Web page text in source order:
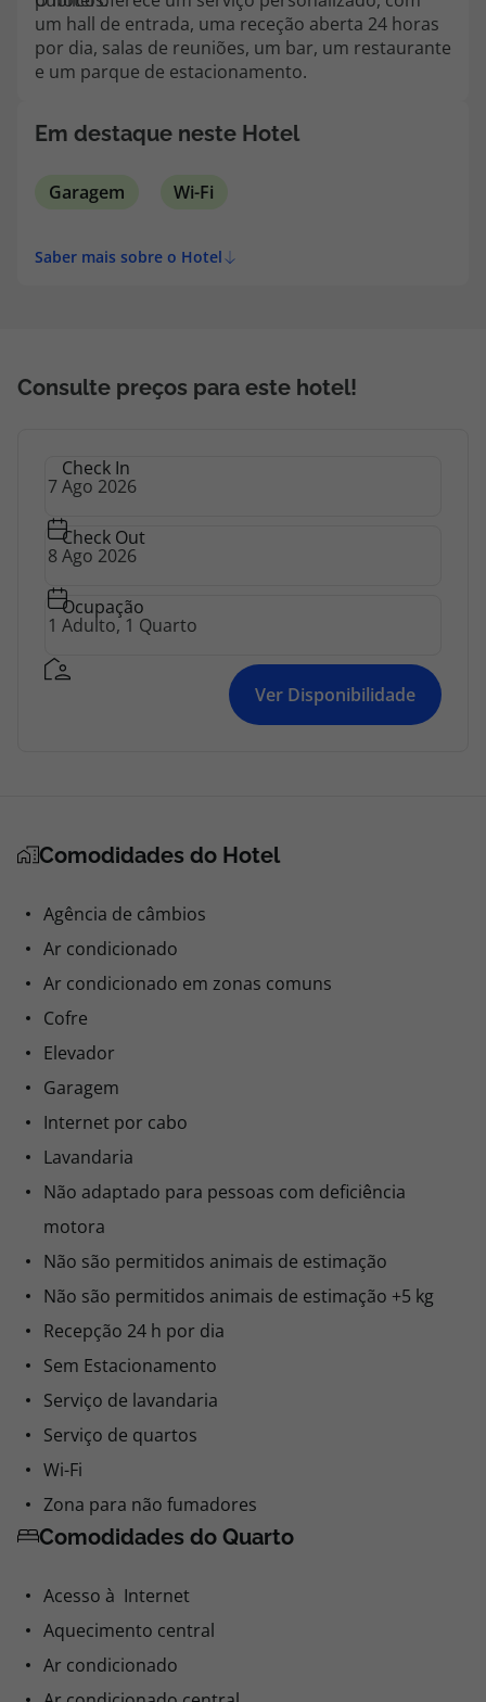
um hall de entrada, uma receção aberta 24 horas
por dia, salas de reuniões, um bar, um restaurante
e um parque de estacionamento.
Em destaque neste Hotel
Garagem Wi-Fi
Saber mais sobre o Hotel
Consulte preços para este hotel!
Check In
Check Out
Ocupação
Ver Disponibilidade
Comodidades do Hotel
Agência de câmbios
Ar condicionado
Ar condicionado em zonas comuns
Cofre
Elevador
Garagem
Internet por cabo
Lavandaria
Não adaptado para pessoas com deficiência
motora
Não são permitidos animais de estimação
Não são permitidos animais de estimação +5 kg
Recepção 24 h por dia
Sem Estacionamento
Serviço de lavandaria
Serviço de quartos
Wi-Fi
Zona para não fumadores
Comodidades do Quarto
Acesso à Internet
Aquecimento central
Ar condicionado